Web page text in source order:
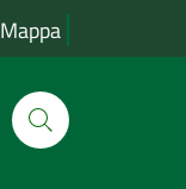
Mappa